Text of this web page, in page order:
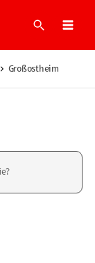
Suche
Großostheim